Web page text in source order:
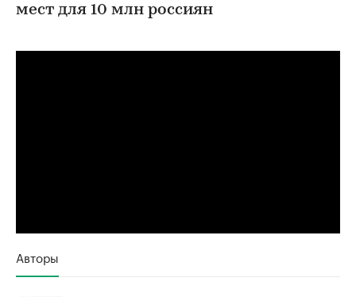
мест для 10 млн россиян
Авторы